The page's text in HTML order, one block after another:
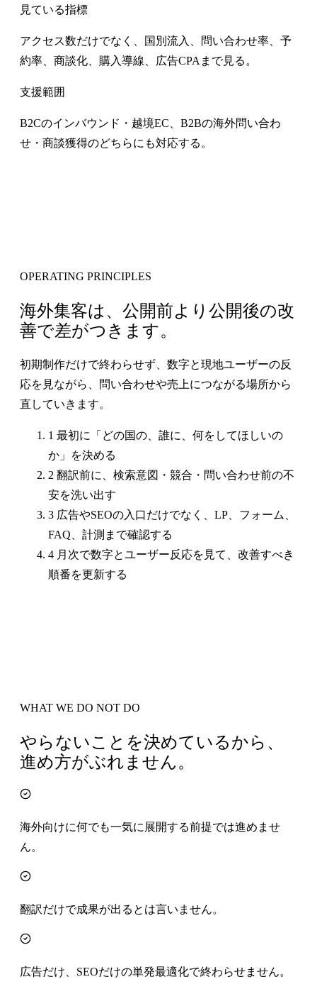
見ている指標
アクセス数だけでなく、国別流入、問い合わせ率、予
約率、商談化、購入導線、広告CPAまで見る。
支援範囲
B2Cのインバウンド・越境EC、B2Bの海外問い合わ
せ・商談獲得のどちらにも対応する。
OPERATING PRINCIPLES
海外集客は、公開前より公開後の改
善で差がつきます。
初期制作だけで終わらせず、数字と現地ユーザーの反
応を見ながら、問い合わせや売上につながる場所から
直していきます。
1 最初に「どの国の、誰に、何をしてほしいの
か」を決める
2 翻訳前に、検索意図・競合・問い合わせ前の不
安を洗い出す
3 広告やSEOの入口だけでなく、LP、フォーム、
FAQ、計測まで確認する
4 月次で数字とユーザー反応を見て、改善すべき
順番を更新する
WHAT WE DO NOT DO
やらないことを決めているから、
進め方がぶれません。
海外向けに何でも一気に展開する前提では進めませ
ん。
翻訳だけで成果が出るとは言いません。
広告だけ、SEOだけの単発最適化で終わらせません。